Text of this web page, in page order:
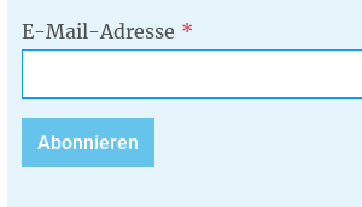
E-Mail-Adresse